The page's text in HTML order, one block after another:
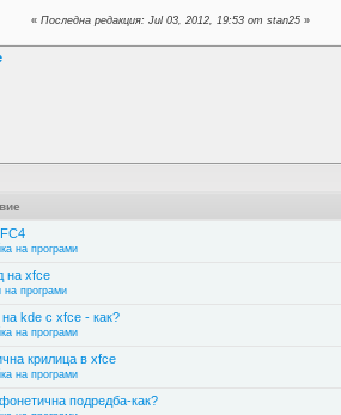
«Последна редакция: Jul 03, 2012, 19:53 от stan25 »
на програми
на xfce
на програми
kde с xfce - как?
на програми
крилица в xfce
на програми
подредба-как?